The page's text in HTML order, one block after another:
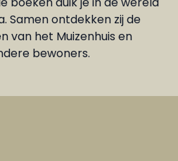
. Samen ontdekken zij de
van het Muizenhuis en
bewoners.